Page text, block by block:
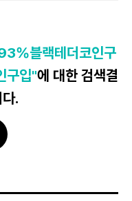
블랙테더코인구
구입"에 대한 검색결
.